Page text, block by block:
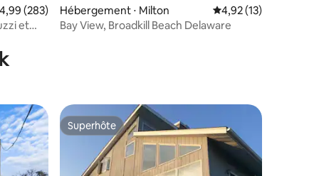
: 4,68 sur 5
moyenne sur la base de 283 commentaires : 4,99 sur 5
4,99 (283)
et
Hébergement ⋅ Milton Évaluation moyenne
4,92 (13)
Bay View, Broadkill Beach Delaware
Superhôte
Superhôte